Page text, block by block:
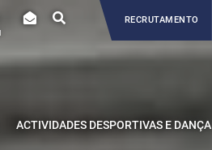
RECRUTAMENTO
ACTIVIDADES DESPORTIVAS E DANÇA